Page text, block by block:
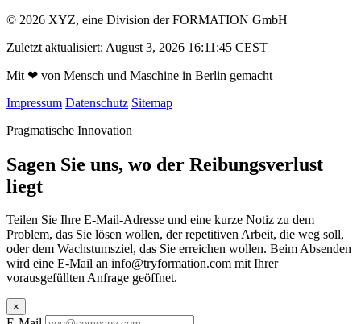
© 2026 XYZ, eine Division der FORMATION GmbH
Zuletzt aktualisiert: August 3, 2026 16:11:45 CEST
Mit ❤ von Mensch und Maschine in Berlin gemacht
Impressum Datenschutz Sitemap
Pragmatische Innovation
Sagen Sie uns, wo der Reibungsverlust
liegt
Teilen Sie Ihre E-Mail-Adresse und eine kurze Notiz zu dem
Problem, das Sie lösen wollen, der repetitiven Arbeit, die weg soll,
oder dem Wachstumsziel, das Sie erreichen wollen. Beim Absenden
wird eine E-Mail an info@tryformation.com mit Ihrer
vorausgefüllten Anfrage geöffnet.
×